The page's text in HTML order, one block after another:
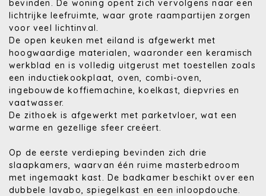
bevinden. De woning opent zich vervolgens naar een
lichtrijke leefruimte, waar grote raampartijen zorgen
voor veel lichtinval.
De open keuken met eiland is afgewerkt met
hoogwaardige materialen, waaronder een keramisch
werkblad en is volledig uitgerust met toestellen zoals
een inductiekookplaat, oven, combi-oven,
ingebouwde koffiemachine, koelkast, diepvries en
vaatwasser.
De zithoek is afgewerkt met parketvloer, wat een
warme en gezellige sfeer creëert.
Op de eerste verdieping bevinden zich drie
slaapkamers, waarvan één ruime masterbedroom
met ingemaakt kast. De badkamer beschikt over een
dubbele lavabo, spiegelkast en een inloopdouche.